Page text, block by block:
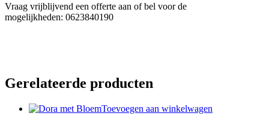
Vraag vrijblijvend een offerte aan of bel voor de
mogelijkheden: 0623840190
Gerelateerde producten
Toevoegen aan winkelwagen